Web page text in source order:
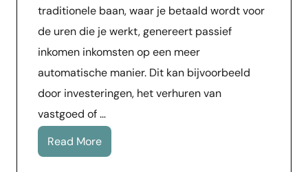
traditionele baan, waar je betaald wordt voor
de uren die je werkt, genereert passief
inkomen inkomsten op een meer
automatische manier. Dit kan bijvoorbeeld
door investeringen, het verhuren van
vastgoed of …
Read More